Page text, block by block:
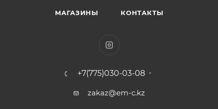
МАГАЗИНЫ КОНТАКТЫ
+7(775)030-03-08
zakaz@em-c.kz